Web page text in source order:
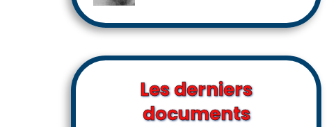
Les derniers
documents